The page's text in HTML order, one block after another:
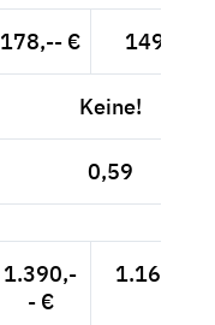
178,-- € 149,58 €
Keine!
0,59
1.390,-
- €
1.168,07